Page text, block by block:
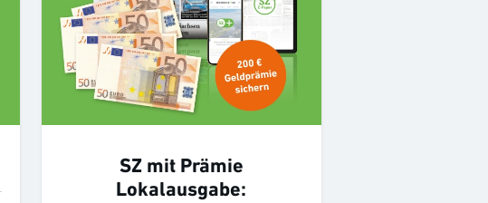
SZ mit Prämie
Lokalausgabe: